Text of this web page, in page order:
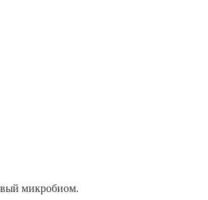
микробиом.